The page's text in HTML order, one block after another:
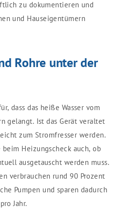
zu dokumentieren und
und Hauseigentümern
Rohre unter der
dass das heiße Wasser vom
gelangt. Ist das Gerät veraltet
zum Stromfresser werden.
Heizungscheck auch, ob
ausgetauscht werden muss.
verbrauchen rund 90 Prozent
Pumpen und sparen dadurch
Jahr.